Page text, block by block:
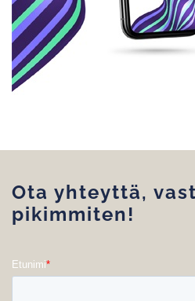
Ota yhteyttä,
pikimmiten!